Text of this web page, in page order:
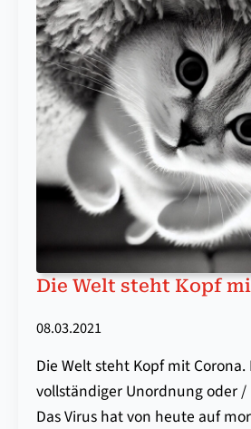
Die Welt steht Kopf
08.03.2021
Die Welt steht Kopf mit
vollständiger Unordnung oder
Das Virus hat von heute auf